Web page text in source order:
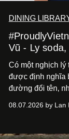
DINING
Vũ - Ly
Có một nghịch lý
được định nghĩa
đường đổi tên,
nói về cái mới,
08.07.2026 by Lan